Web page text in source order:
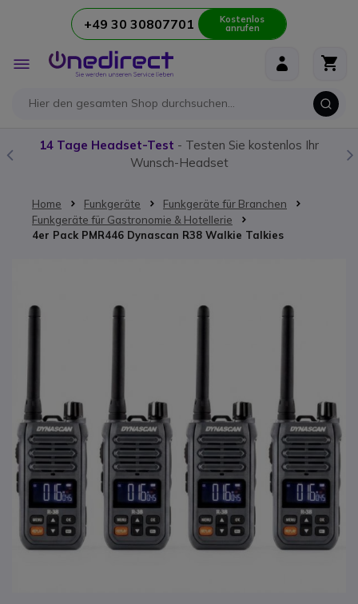
Zum Inhalt springen+49 30 30807701 Kostenlos
anrufen
Navigation
umschalten
14 Tage Headset-Test - Testen Sie kostenlos Ihr
Wunsch-Headset
Home Funkgeräte
Funkgeräte für Branchen
Funkgeräte für Gastronomie & Hotellerie
4er Pack PMR446 Dynascan R38 Walkie Talkies